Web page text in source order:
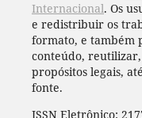
Internacional. Os
e redistribuir os
formato, e também
conteúdo,
propósitos legais,
fonte.
ISSN Eletrônico: